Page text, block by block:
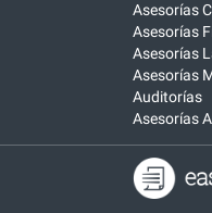
Asesorías
Asesorías
Asesorías
Asesorías
Auditorías
Asesorías